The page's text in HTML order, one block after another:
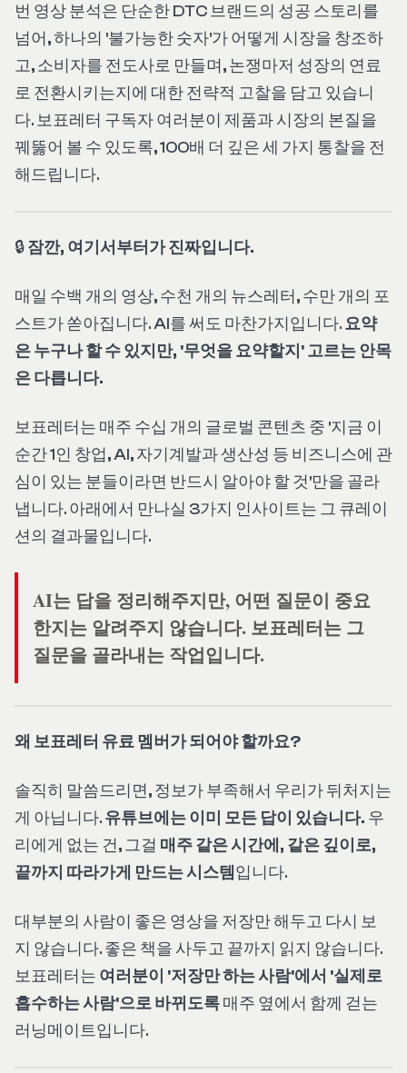
번 영상 분석은 단순한 DTC 브랜드의 성공 스토리를
넘어, 하나의 '불가능한 숫자'가 어떻게 시장을 창조하
고, 소비자를 전도사로 만들며, 논쟁마저 성장의 연료
로 전환시키는지에 대한 전략적 고찰을 담고 있습니
다. 보표레터 구독자 여러분이 제품과 시장의 본질을
꿰뚫어 볼 수 있도록, 100배 더 깊은 세 가지 통찰을 전
해드립니다.
🔒잠깐, 여기서부터가 진짜입니다.
매일 수백 개의 영상, 수천 개의 뉴스레터, 수만 개의 포
스트가 쏟아집니다. AI를 써도 마찬가지입니다.요약
은 누구나 할 수 있지만, '무엇을 요약할지' 고르는 안목
은 다릅니다.
보표레터는 매주 수십 개의 글로벌 콘텐츠 중 '지금 이
순간 1인 창업, AI, 자기계발과 생산성 등 비즈니스에 관
심이 있는 분들이라면 반드시 알아야 할 것'만을 골라
냅니다. 아래에서 만나실 3가지 인사이트는 그 큐레이
션의 결과물입니다.
AI는 답을 정리해주지만, 어떤 질문이 중요
한지는 알려주지 않습니다. 보표레터는 그
질문을 골라내는 작업입니다.
왜 보표레터 유료 멤버가 되어야 할까요?
솔직히 말씀드리면, 정보가 부족해서 우리가 뒤처지는
게 아닙니다.유튜브에는 이미 모든 답이 있습니다. 우
리에게 없는 건, 그걸 매주 같은 시간에, 같은 깊이로,
끝까지 따라가게 만드는 시스템 입니다.
대부분의 사람이 좋은 영상을 저장만 해두고 다시 보
지 않습니다. 좋은 책을 사두고 끝까지 읽지 않습니다.
보표레터는 여러분이 '저장만 하는 사람'에서 '실제로
흡수하는 사람'으로 바뀌도록매주 옆에서 함께 걷는
러닝메이트입니다.